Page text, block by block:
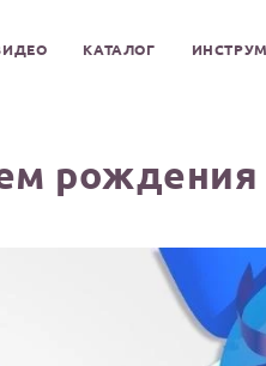
КАТАЛОГ